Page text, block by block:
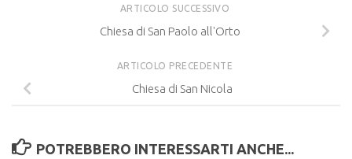
ARTICOLO SUCCESSIVO
Chiesa di San Paolo all'Orto
ARTICOLO PRECEDENTE
Chiesa di San Nicola
POTREBBERO INTERESSARTI ANCHE...